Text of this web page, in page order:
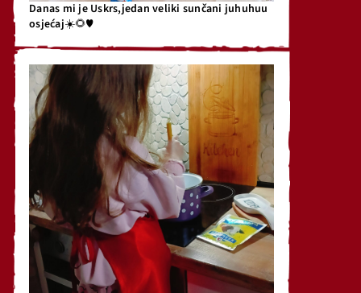
Danas mi je Uskrs,jedan veliki sunčani juhuhuu
osjećaj☀️🌻♥️